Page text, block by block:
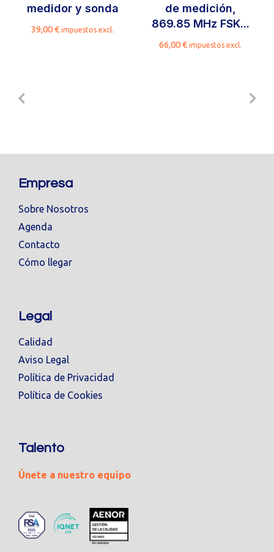
medidor y sonda
39,00€ impuestos excl.
de medición,
869.85 MHz FSK...
66,00€ impuestos excl.
Empresa
Sobre Nosotros
Agenda
Contacto
Cómo llegar
Legal
Calidad
Aviso Legal
Política de Privacidad
Política de Cookies
Talento
Únete a nuestro equipo